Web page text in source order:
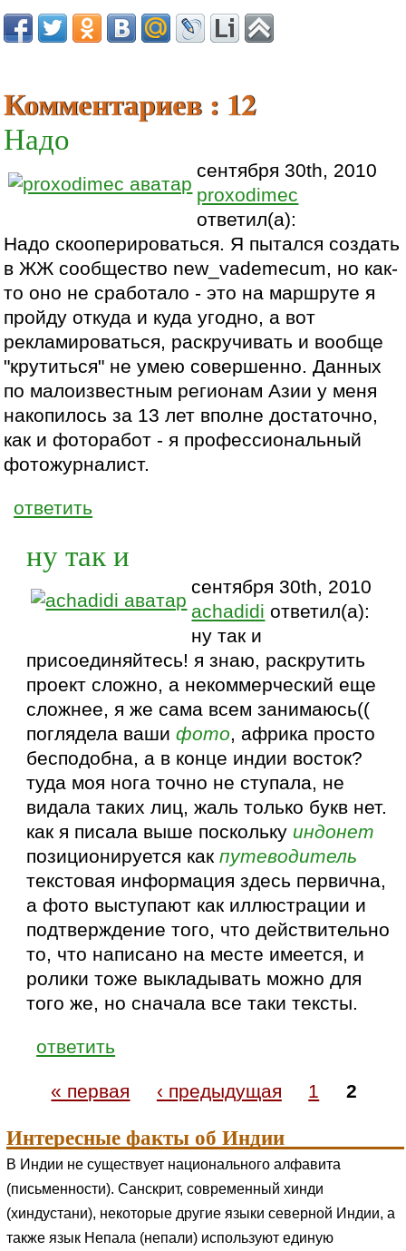
Комментариев : 12
Надо
сентября 30th, 2010
proxodimec
ответил(а):
Надо скооперироваться. Я пытался создать
в ЖЖ сообщество new_vademecum, но как-
то оно не сработало - это на маршруте я
пройду откуда и куда угодно, а вот
рекламироваться, раскручивать и вообще
"крутиться" не умею совершенно. Данных
по малоизвестным регионам Азии у меня
накопилось за 13 лет вполне достаточно,
как и фоторабот - я профессиональный
фотожурналист.
ответить
ну так и
сентября 30th, 2010
achadidi ответил(а):
ну так и
присоединяйтесь! я знаю, раскрутить
проект сложно, а некоммерческий еще
сложнее, я же сама всем занимаюсь((
поглядела вашифото, африка просто
бесподобна, а в конце индии восток?
туда моя нога точно не ступала, не
видала таких лиц, жаль только букв нет.
как я писала выше поскольку индонет
позиционируется какпутеводитель
текстовая информация здесь первична,
а фото выступают как иллюстрации и
подтверждение того, что действительно
то, что написано на месте имеется, и
ролики тоже выкладывать можно для
того же, но сначала все таки тексты.
ответить
« первая ‹ предыдущая 1 2
Интересные факты об Индии
В Индии не существует национального алфавита
(письменности). Санскрит, современный хинди
(хиндустани), некоторые другие языки северной Индии, а
также язык Непала (непали) используют единую